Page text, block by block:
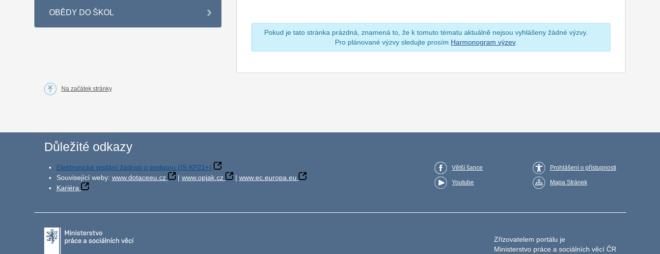
OBĚDY DO ŠKOL
Pokud je tato stránka prázdná, znamená to, že k tomuto tématu aktuálně nejsou vyhlášeny žádné výzvy.
Pro plánované výzvy sledujte prosím Harmonogram výzev.
Na začátek stránky
Důležité odkazy
Elektronické podání žádosti o podporu (IS KP21+)
Související weby: www.dotaceeu.cz | www.opjak.cz | www.ec.europa.eu
Kariéra
Větší šance
Youtube
Prohlášení o přístupnosti
Mapa Stránek
Zřizovatelem portálu je
Ministerstvo práce a sociálních věcí ČR